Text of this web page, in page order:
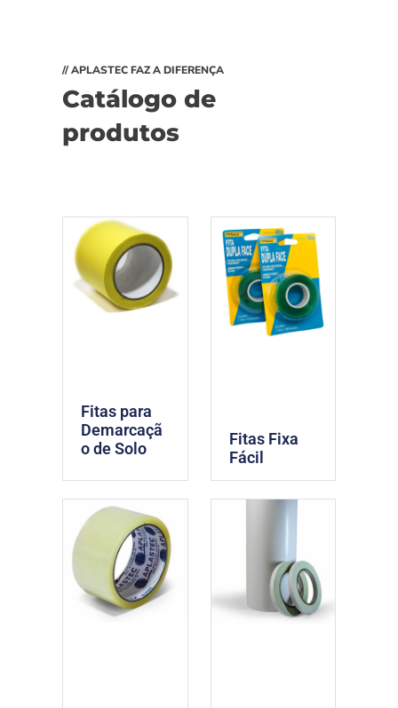
// APLASTEC FAZ A DIFERENÇA
Catálogo de
produtos
Fitas para
Demarcaçã
o de Solo
Fitas Fixa
Fácil